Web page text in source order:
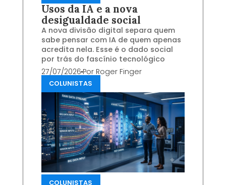
Usos da IA e a nova
desigualdade social
A nova divisão digital separa quem
sabe pensar com IA de quem apenas
acredita nela. Esse é o dado social
por trás do fascínio tecnológico
27/07/2026Por Roger Finger
COLUNISTAS
COLUNISTAS